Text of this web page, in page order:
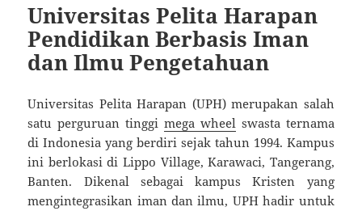
Universitas Pelita Harapan
Pendidikan Berbasis Iman
dan Ilmu Pengetahuan
Universitas Pelita Harapan (UPH) merupakan salah
satu perguruan tinggi mega wheelswasta ternama
di Indonesia yang berdiri sejak tahun 1994. Kampus
ini berlokasi di Lippo Village, Karawaci, Tangerang,
Banten. Dikenal sebagai kampus Kristen yang
mengintegrasikan iman dan ilmu, UPH hadir untuk